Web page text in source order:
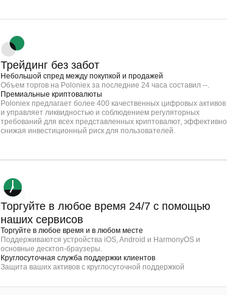
Трейдинг без забот
Небольшой спред между покупкой и продажей
Объем торгов на Poloniex за последние 24 часа составил --.
Премиальные криптовалюты
Poloniex предлагает более 400 качественных цифровых активов
и управляет ликвидностью и соблюдением регуляторных
требований для всех представленных криптовалют, эффективно
снижая инвестиционный риск для пользователей.
Торгуйте в любое время 24/7 с помощью
наших сервисов
Торгуйте в любое время и в любом месте
Поддерживаются устройства iOS, Android и HarmonyOS и
основные десктоп-браузеры.
Круглосуточная служба поддержки клиентов
Защита ваших активов с круглосуточной поддержкой